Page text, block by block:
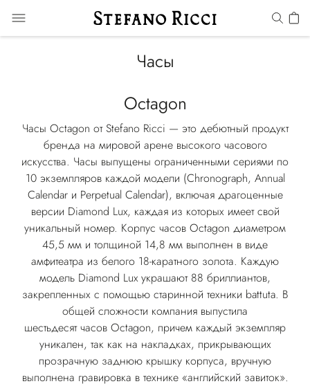
Часы
Octagon
Часы Octagon от Stefano Ricci — это дебютный продукт
бренда на мировой арене высокого часового
искусства. Часы выпущены ограниченными сериями по
10 экземпляров каждой модели (Chronograph, Annual
Calendar и Perpetual Calendar), включая драгоценные
версии Diamond Lux, каждая из которых имеет свой
уникальный номер. Корпус часов Octagon диаметром
45,5 мм и толщиной 14,8 мм выполнен в виде
амфитеатра из белого 18-каратного золота. Каждую
модель Diamond Lux украшают 88 бриллиантов,
закрепленных с помощью старинной техники battuta. В
общей сложности компания выпустила
шестьдесят часов Octagon, причем каждый экземпляр
уникален, так как на накладках, прикрывающих
прозрачную заднюю крышку корпуса, вручную
выполнена гравировка в технике «английский завиток».